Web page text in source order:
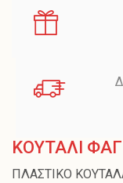
ΚΟΥΤΑΛΙ
ΠΛΑΣΤΙΚΟ